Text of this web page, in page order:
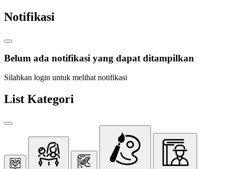
Notifikasi
Belum ada notifikasi yang dapat ditampilkan
Silahkan login untuk melihat notifikasi
List Kategori